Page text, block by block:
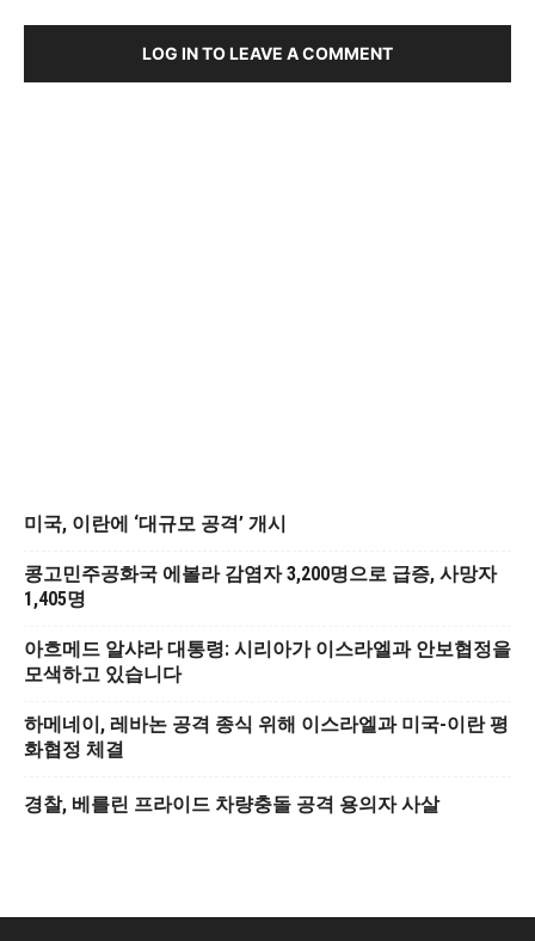
LOG IN TO LEAVE A COMMENT
미국, 이란에 ‘대규모 공격’ 개시
콩고민주공화국 에볼라 감염자 3,200명으로 급증, 사망자
1,405명
아흐메드 알샤라 대통령: 시리아가 이스라엘과 안보협정을
모색하고 있습니다
하메네이, 레바논 공격 종식 위해 이스라엘과 미국-이란 평
화협정 체결
경찰, 베를린 프라이드 차량충돌 공격 용의자 사살